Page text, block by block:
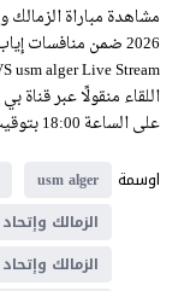
2026 ضمن منافسات
على الساعة 18:00 بتوقيت غرينيتش، حصريًا على موقع يلا شوت فيديو.
اوسمة
usm alger
الزمالك
الزمالك